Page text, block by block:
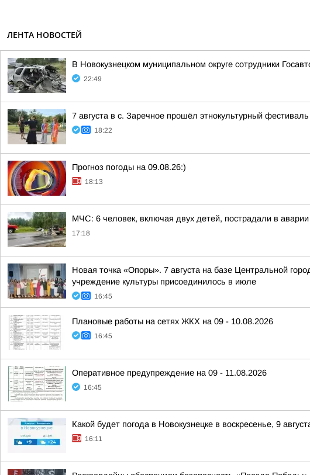
ЛЕНТА НОВОСТЕЙ
В Новокузнецком муниципальном округе сотрудники
22:49
7 августа в с. Заречное прошёл этнокультурный
18:22
Прогноз погоды на 09.08.26:)
18:13
МЧС: 6 человек, включая двух детей, пострадали в
17:18
Новая точка «Опоры». 7 августа на базе Центральной
учреждение культуры присоединилось в июле
16:45
Плановые работы на сетях ЖКХ на 09 - 10.08.2026
16:45
Оперативное предупреждение на 09 - 11.08.2026
16:45
Какой будет погода в Новокузнецке в воскресенье, 9
16:11